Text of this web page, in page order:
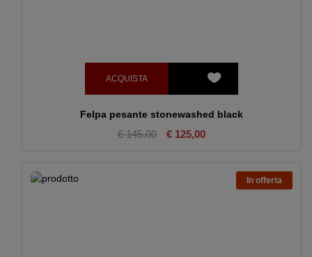
ACQUISTA
Felpa pesante stonewashed black
€ 145,00 € 125,00
In offerta